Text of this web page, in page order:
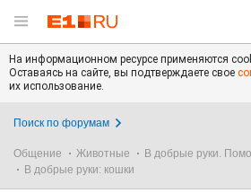
На информационном ресурсе применяются
Оставаясь на сайте, вы подтверждаете свое
их использование.
Поиск по форумам
Общение Животные
В добрые руки.
В добрые руки: кошки